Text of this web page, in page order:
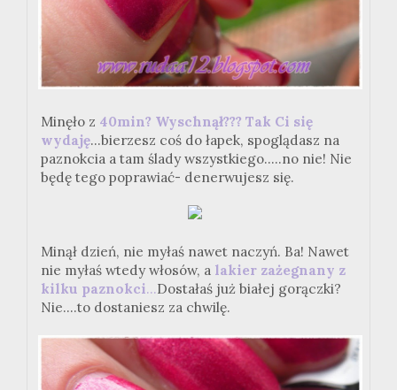
Minęło z 40min? Wyschnął??? Tak Ci się
wydaję...bierzesz coś do łapek, spoglądasz na
paznokcia a tam ślady wszystkiego.....no nie! Nie
będę tego poprawiać- denerwujesz się.
Minął dzień, nie myłaś nawet naczyń. Ba! Nawet
nie myłaś wtedy włosów, a lakier zażegnany z
kilku paznokci...Dostałaś już białej gorączki?
Nie....to dostaniesz za chwilę.